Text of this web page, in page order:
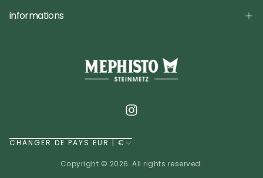
informations
CHANGER DE PAYS EUR | €
Copyright © 2026. All rights reserved.